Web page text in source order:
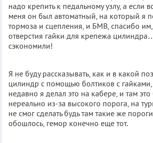
надо крепить к педальному узлу, а если
меня он был автоматный, на который я
тормоза и сцепления, и БМВ, спасибо
отверстия гайки для крепежа
сэкономили!
Я не буду рассказывать, как и в какой
цилиндр с помощью болтиков с гайками,
недавно я делал это на кабере, и там
нереально из-за высокого порога, на
не смог сделать будь там такие же
обошлось, гемор конечно еще тот.